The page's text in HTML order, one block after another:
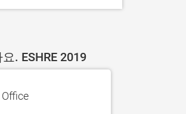
. ESHRE 2019